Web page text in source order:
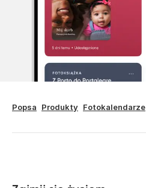
Popsa Produkty Fotokalendarze